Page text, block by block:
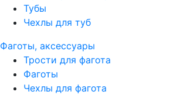
Тубы
Чехлы для туб
Фаготы, аксессуары
Трости для фагота
Фаготы
Чехлы для фагота